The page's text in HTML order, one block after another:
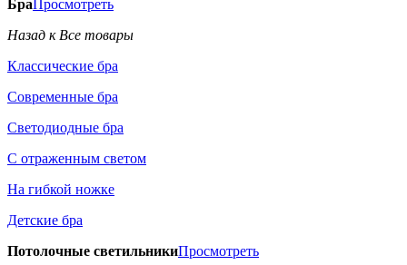
БраПросмотреть
Назад к Все товары
Классические бра
Современные бра
Светодиодные бра
С отраженным светом
На гибкой ножке
Детские бра
Потолочные светильникиПросмотреть